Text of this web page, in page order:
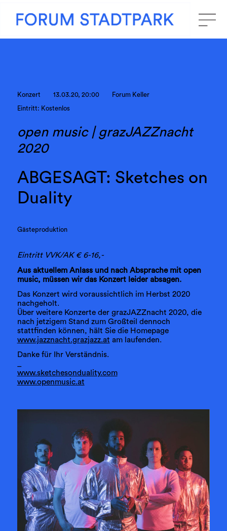
Konzert 13.03.20, 20:00 Forum Keller
Eintritt: Kostenlos
open music | grazJAZZnacht
2020
ABGESAGT: Sketches on
Duality
Gästeproduktion
Eintritt VVK/AK € 6-16,-
Aus aktuellem Anlass und nach Absprache mit open
music, müssen wir das Konzert leider absagen.
Das Konzert wird voraussichtlich im Herbst 2020
nachgeholt.
Über weitere Konzerte der grazJAZZnacht 2020, die
nach jetzigem Stand zum Großteil dennoch
stattfinden können, hält Sie die Homepage
www.jazznacht.grazjazz.at am laufenden.
Danke für Ihr Verständnis.
www.sketchesonduality.com
www.openmusic.at